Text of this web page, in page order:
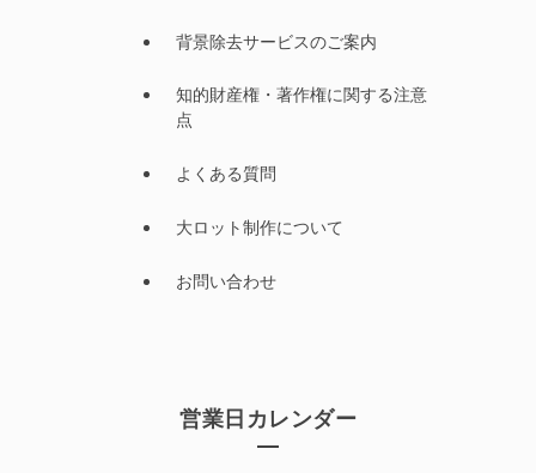
背景除去サービスのご案内
知的財産権・著作権に関する注意
点
よくある質問
大ロット制作について
お問い合わせ
営業日カレンダー